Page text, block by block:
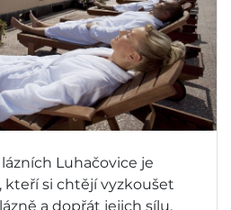
Luhačovice je
si chtějí vyzkoušet
a dopřát jejich sílu.